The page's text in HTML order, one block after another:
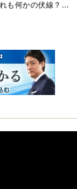
も何かの伏線？」